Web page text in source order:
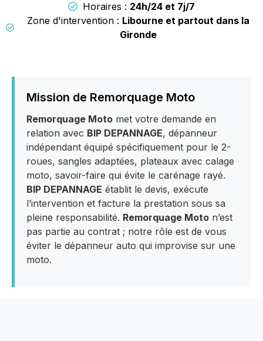
Horaires : 24h/24 et 7j/7
Zone d'intervention : Libourne et partout dans la
Gironde
Mission de Remorquage Moto
Remorquage Moto met votre demande en
relation avec BIP DEPANNAGE, dépanneur
indépendant équipé spécifiquement pour le 2-
roues, sangles adaptées, plateaux avec calage
moto, savoir-faire qui évite le carénage rayé.
BIP DEPANNAGE établit le devis, exécute
l’intervention et facture la prestation sous sa
pleine responsabilité. Remorquage Moto n’est
pas partie au contrat ; notre rôle est de vous
éviter le dépanneur auto qui improvise sur une
moto.